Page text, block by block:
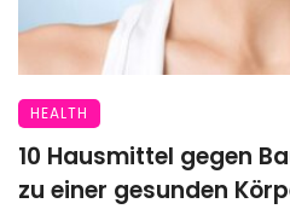
HEALTH
10 Hausmittel gegen
zu einer gesunden